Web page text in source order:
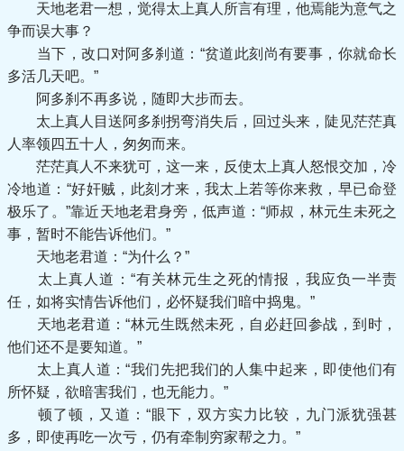
天地老君一想，觉得太上真人所言有理，他焉能为意气之
争而误大事？
当下，改口对阿多刹道：“贫道此刻尚有要事，你就命长
多活几天吧。”
阿多刹不再多说，随即大步而去。
太上真人目送阿多刹拐弯消失后，回过头来，陡见茫茫真
人率领四五十人，匆匆而来。
茫茫真人不来犹可，这一来，反使太上真人怒恨交加，冷
冷地道：“好奸贼，此刻才来，我太上若等你来救，早已命登
极乐了。”靠近天地老君身旁，低声道：“师叔，林元生未死之
事，暂时不能告诉他们。”
天地老君道：“为什么？”
太上真人道：“有关林元生之死的情报，我应负一半责
任，如将实情告诉他们，必怀疑我们暗中捣鬼。”
天地老君道：“林元生既然未死，自必赶回参战，到时，
他们还不是要知道。”
太上真人道：“我们先把我们的人集中起来，即使他们有
所怀疑，欲暗害我们，也无能力。”
顿了顿，又道：“眼下，双方实力比较，九门派犹强甚
多，即使再吃一次亏，仍有牵制穷家帮之力。”